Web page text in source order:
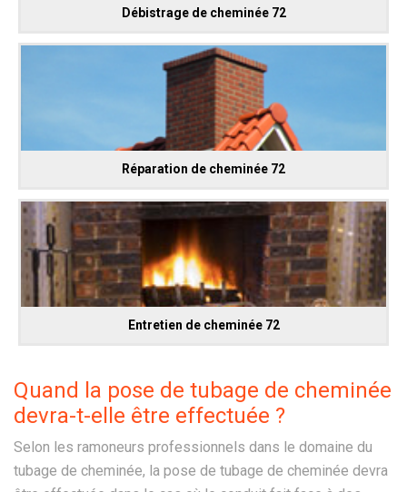
Débistrage de cheminée 72
Réparation de cheminée 72
Entretien de cheminée 72
Quand la pose de tubage de cheminée
devra-t-elle être effectuée ?
Selon les ramoneurs professionnels dans le domaine du
tubage de cheminée, la pose de tubage de cheminée devra